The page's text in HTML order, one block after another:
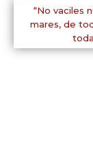
“No vaciles
mares, de